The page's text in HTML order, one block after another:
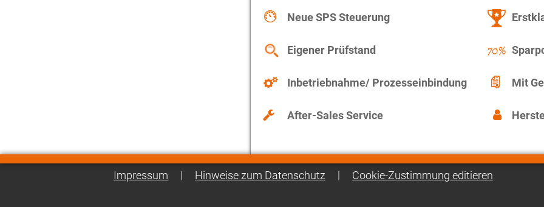
Neue SPS Steuerung
Eigener Prüfstand
Inbetriebnahme/ Prozesseinbindung Mit
After-Sales Service
Impressum | Hinweise zum Datenschutz | Cookie-Zustimmung editieren